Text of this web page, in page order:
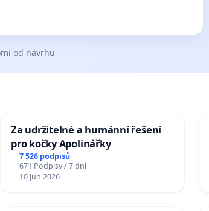
od návrhu
Za udržitelné a humánní řešení
pro kočky Apolinářky
7 526 podpisů
671 Podpisy / 7 dní
10 Jun 2026